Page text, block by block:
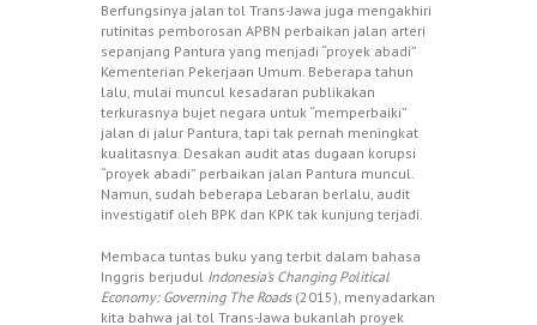
Berfungsinya jalan tol Trans-Jawa juga mengakhiri
rutinitas pemborosan APBN perbaikan jalan arteri
sepanjang Pantura yang menjadi “proyek abadi”
Kementerian Pekerjaan Umum. Beberapa tahun
lalu, mulai muncul kesadaran publikakan
terkurasnya bujet negara untuk “memperbaiki”
jalan di jalur Pantura, tapi tak pernah meningkat
kualitasnya. Desakan audit atas dugaan korupsi
“proyek abadi” perbaikan jalan Pantura muncul.
Namun, sudah beberapa Lebaran berlalu, audit
investigatif oleh BPK dan KPK tak kunjung terjadi.
Membaca tuntas buku yang terbit dalam bahasa
Inggris berjudul Indonesia’s Changing Political
Economy: Governing The Roads(2015), menyadarkan
kita bahwa jal tol Trans-Jawa bukanlah proyek